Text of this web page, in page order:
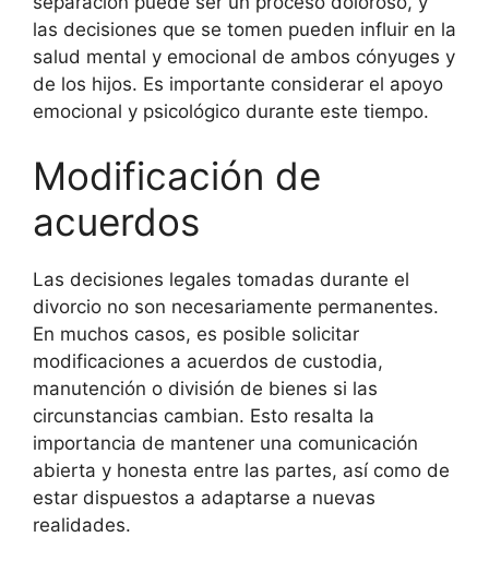
las decisiones que se tomen pueden influir en la
salud mental y emocional de ambos cónyuges y
de los hijos. Es importante considerar el apoyo
emocional y psicológico durante este tiempo.
Modificación de
acuerdos
Las decisiones legales tomadas durante el
divorcio no son necesariamente permanentes.
En muchos casos, es posible solicitar
modificaciones a acuerdos de custodia,
manutención o división de bienes si las
circunstancias cambian. Esto resalta la
importancia de mantener una comunicación
abierta y honesta entre las partes, así como de
estar dispuestos a adaptarse a nuevas
realidades.